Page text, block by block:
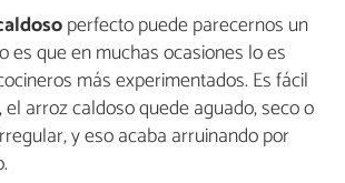
perfecto puede parecernos un
es que en muchas ocasiones lo es
más experimentados. Es fácil
arroz caldoso quede aguado, seco o
y eso acaba arruinando por